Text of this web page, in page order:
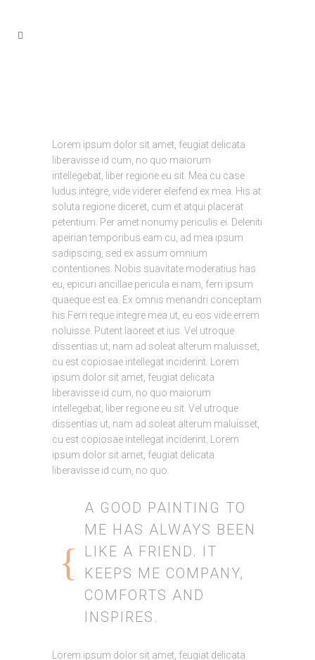
Lorem ipsum dolor sit amet, feugiat delicata
liberavisse id cum, no quo maiorum
intellegebat, liber regione eu sit. Mea cu case
ludus integre, vide viderer eleifend ex mea. His at
soluta regione diceret, cum et atqui placerat
petentium. Per amet nonumy periculis ei. Deleniti
apeirian temporibus eam cu, ad mea ipsum
sadipscing, sed ex assum omnium
contentiones. Nobis suavitate moderatius has
eu, epicuri ancillae pericula ei nam, ferri ipsum
quaeque est ea. Ex omnis menandri conceptam
his.Ferri reque integre mea ut, eu eos vide errem
noluisse. Putent laoreet et ius. Vel utroque
dissentias ut, nam ad soleat alterum maluisset,
cu est copiosae intellegat inciderint. Lorem
ipsum dolor sit amet, feugiat delicata
liberavisse id cum, no quo maiorum
intellegebat, liber regione eu sit. Vel utroque
dissentias ut, nam ad soleat alterum maluisset,
cu est copiosae intellegat inciderint. Lorem
ipsum dolor sit amet, feugiat delicata
liberavisse id cum, no quo.
A GOOD PAINTING TO
ME HAS ALWAYS BEEN
LIKE A FRIEND. IT
KEEPS ME COMPANY,
COMFORTS AND
INSPIRES.
Lorem ipsum dolor sit amet, feugiat delicata